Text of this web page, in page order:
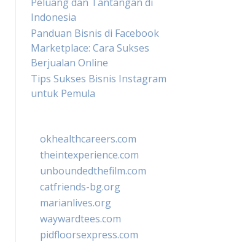
Indonesia
Panduan Bisnis di Facebook
Marketplace: Cara Sukses
Berjualan Online
Tips Sukses Bisnis Instagram
untuk Pemula
okhealthcareers.com
theintexperience.com
unboundedthefilm.com
catfriends-bg.org
marianlives.org
waywardtees.com
pidfloorsexpress.com